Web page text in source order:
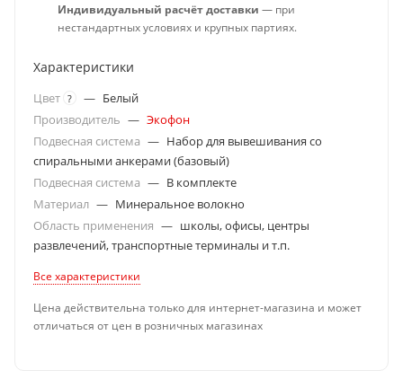
Индивидуальный расчёт доставки — при
нестандартных условиях и крупных партиях.
Характеристики
Цвет ? — Белый
Производитель — Экофон
Подвесная система — Набор для вывешивания со
спиральными анкерами (базовый)
Подвесная система — В комплекте
Материал — Минеральное волокно
Область применения — школы, офисы, центры
развлечений, транспортные терминалы и т.п.
Все характеристики
Цена действительна только для интернет-магазина и может
отличаться от цен в розничных магазинах